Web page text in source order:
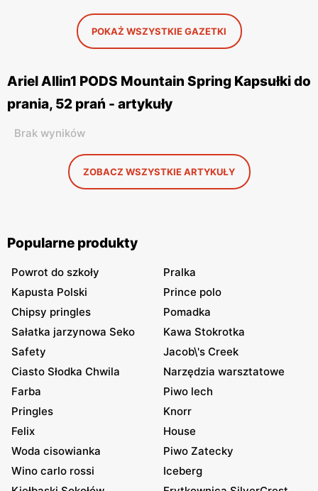
POKAŻ WSZYSTKIE GAZETKI
Ariel Allin1 PODS Mountain Spring Kapsułki do
prania, 52 prań - artykuły
Brak wyników
ZOBACZ WSZYSTKIE ARTYKUŁY
Popularne produkty
Powrot do szkoły
Pralka
Kapusta Polski
Prince polo
Chipsy pringles
Pomadka
Sałatka jarzynowa Seko
Kawa Stokrotka
Safety
Jacob\'s Creek
Ciasto Słodka Chwila
Narzędzia warsztatowe
Farba
Piwo lech
Pringles
Knorr
Felix
House
Woda cisowianka
Piwo Zatecky
Wino carlo rossi
Iceberg